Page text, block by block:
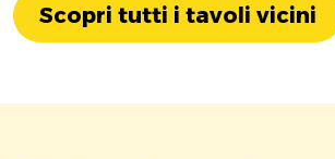
Scopri tutti i tavoli vicini